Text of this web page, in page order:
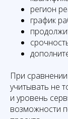
регион
график
При
учитывать не
и уровень
возможности